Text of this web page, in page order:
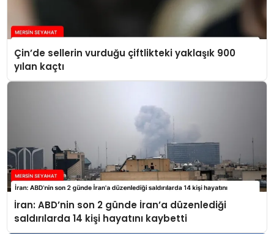
Çin’de sellerin vurduğu çiftlikteki yaklaşık 900
yılan kaçtı
İran: ABD’nin son 2 günde İran’a düzenlediği
saldırılarda 14 kişi hayatını kaybetti